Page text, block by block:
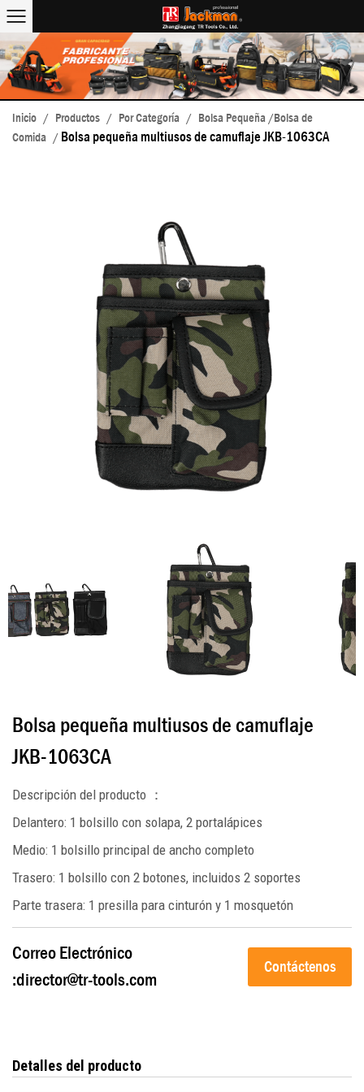
Inicio / Productos / Por Categoría / Bolsa Pequeña /Bolsa de
Comida / Bolsa pequeña multiusos de camuflaje JKB-1063CA
Bolsa pequeña multiusos de camuflaje
JKB-1063CA
Descripción del producto ：
Delantero: 1 bolsillo con solapa, 2 portalápices
Medio: 1 bolsillo principal de ancho completo
Trasero: 1 bolsillo con 2 botones, incluidos 2 soportes
Parte trasera: 1 presilla para cinturón y 1 mosquetón
Correo Electrónico
:director@tr-tools.com
Contáctenos
Detalles del producto